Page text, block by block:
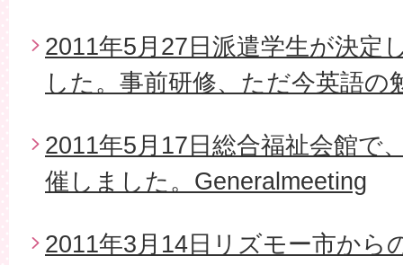
2011年5月27日派遣学生が決定
した。事前研修、ただ今英語の
2011年5月17日総合福祉会館で
催しました。Generalmeeting
2011年3月14日リズモー市から